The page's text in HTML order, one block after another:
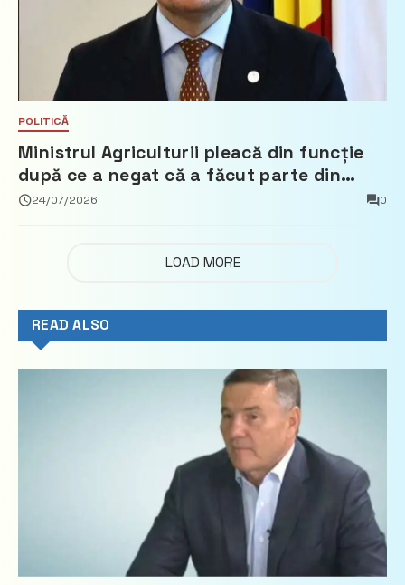
POLITICĂ
Ministrul Agriculturii pleacă din funcție
după ce a negat că a făcut parte din
Partidul Democrat
24/07/2026 0
LOAD MORE
READ ALSO